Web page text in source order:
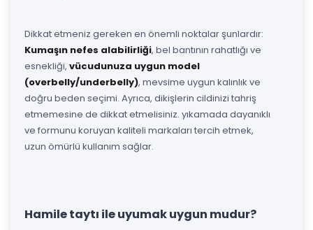
Dikkat etmeniz gereken en önemli noktalar şunlardır:
Kumaşın nefes alabilirliği, bel bantının rahatlığı ve
esnekliği, vücudunuza uygun model
(overbelly/underbelly), mevsime uygun kalınlık ve
doğru beden seçimi. Ayrıca, dikişlerin cildinizi tahriş
etmemesine de dikkat etmelisiniz. yıkamada dayanıklı
ve formunu koruyan kaliteli markaları tercih etmek,
uzun ömürlü kullanım sağlar.
Hamile taytı ile uyumak uygun mudur?